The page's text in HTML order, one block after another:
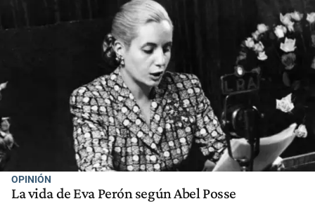
OPINIÓN
La vida de Eva Perón según Abel Posse